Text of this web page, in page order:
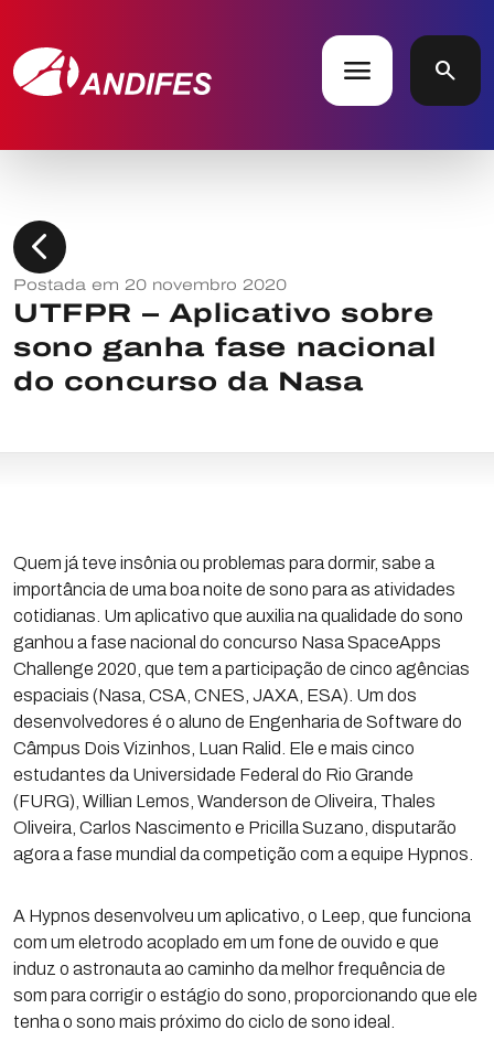
menu search
chevron_left
Postada em 20 novembro 2020
UTFPR – Aplicativo sobre
sono ganha fase nacional
do concurso da Nasa
Quem já teve insônia ou problemas para dormir, sabe a
importância de uma boa noite de sono para as atividades
cotidianas. Um aplicativo que auxilia na qualidade do sono
ganhou a fase nacional do concurso Nasa SpaceApps
Challenge 2020, que tem a participação de cinco agências
espaciais (Nasa, CSA, CNES, JAXA, ESA). Um dos
desenvolvedores é o aluno de Engenharia de Software do
Câmpus Dois Vizinhos, Luan Ralid. Ele e mais cinco
estudantes da Universidade Federal do Rio Grande
(FURG), Willian Lemos, Wanderson de Oliveira, Thales
Oliveira, Carlos Nascimento e Pricilla Suzano, disputarão
agora a fase mundial da competição com a equipe Hypnos.
A Hypnos desenvolveu um aplicativo, o Leep, que funciona
com um eletrodo acoplado em um fone de ouvido e que
induz o astronauta ao caminho da melhor frequência de
som para corrigir o estágio do sono, proporcionando que ele
tenha o sono mais próximo do ciclo de sono ideal.